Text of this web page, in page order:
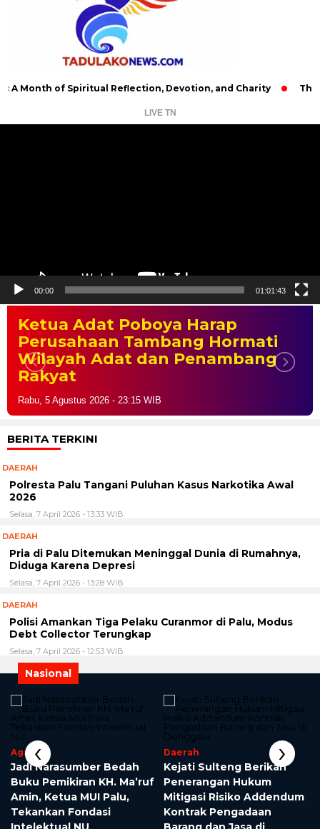
Month of Spiritual Reflection, Devotion, and Charity The
LIVE TN
00:00 01:01:43
Ketua Adat Poboya Harap
Perusahaan Tambang Hormati
Wilayah Adat dan Penambang
Rakyat
Rabu, 5 Agustus 2026 - 23:15 WIB
BERITA TERKINI
DAERAH
Polresta Palu Tangani Puluhan Kasus Narkotika Awal
2026
Selasa, 7 April 2026 - 13:33 WIB
DAERAH
Pria di Palu Ditemukan Meninggal Dunia di Rumahnya,
Diduga Karena Depresi
Selasa, 7 April 2026 - 13:28 WIB
DAERAH
Polisi Amankan Tiga Pelaku Curanmor di Palu, Modus
Debt Collector Terungkap
Selasa, 7 April 2026 - 12:53 WIB
Nasional
Agama
Jadi Narasumber Bedah
Buku Pemikiran KH. Ma’ruf
Amin, Ketua MUI Palu,
Tekankan Fondasi
Daerah
Kejati Sulteng Berikan
Penerangan Hukum
Mitigasi Risiko Addendum
Kontrak Pengadaan
‹ ›